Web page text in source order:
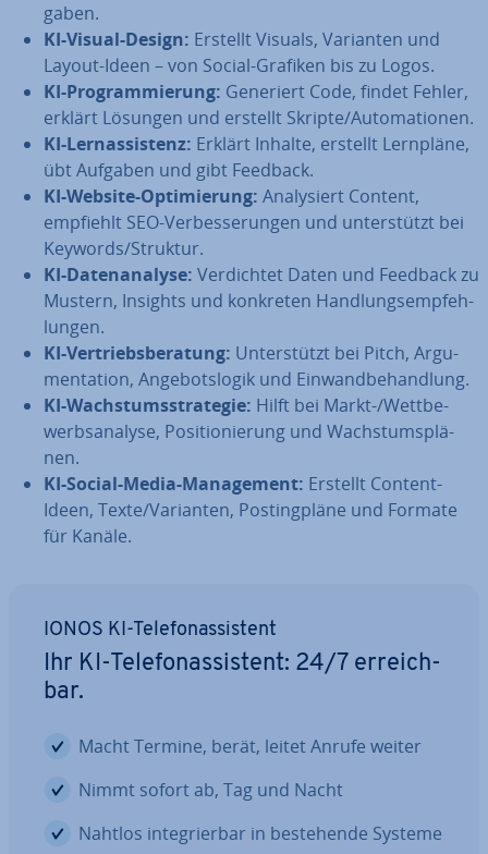
ga­ben.
KI-Visual-Design: Erstellt Visuals, Varianten und
Layout-Ideen – von Social-Grafiken bis zu Logos.
KI-Pro­gram­mie­rung: Generiert Code, findet Fehler,
erklärt Lösungen und erstellt Skripte/Au­to­ma­tio­nen.
KI-Lern­as­sis­tenz: Erklärt Inhalte, erstellt Lernpläne,
übt Aufgaben und gibt Feedback.
KI-Website-Op­ti­mie­rung: Ana­ly­siert Content,
empfiehlt SEO-Ver­bes­se­run­gen und un­ter­stützt bei
Keywords/Struktur.
KI-Da­ten­ana­ly­se: Ver­dich­tet Daten und Feedback zu
Mustern, Insights und konkreten Hand­lungs­emp­feh­
lun­gen.
KI-Ver­triebs­be­ra­tung: Un­ter­stützt bei Pitch, Ar­gu­
men­ta­ti­on, An­ge­bots­lo­gik und Ein­wand­be­hand­lung.
KI-Wachs­tums­stra­te­gie: Hilft bei Markt-/Wett­be­
werbs­ana­ly­se, Po­si­tio­nie­rung und Wachs­tums­plä­
nen.
KI-Social-Media-Ma­nage­ment: Erstellt Content-
Ideen, Texte/Varianten, Pos­ting­plä­ne und Formate
für Kanäle.
IONOS KI-Te­le­fon­as­sis­tent
Ihr KI-Te­le­fon­as­sis­tent: 24/7 er­reich­
bar.
Macht Termine, berät, leitet Anrufe weiter
Nimmt sofort ab, Tag und Nacht
Nahtlos in­te­grier­bar in be­stehen­de Systeme